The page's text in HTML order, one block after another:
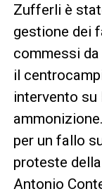
Zufferli è
gestione dei
commessi
il
intervento su
per un fallo
proteste
Antonio